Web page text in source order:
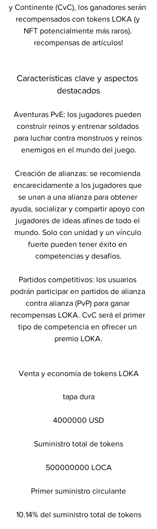
y Continente (CvC), los ganadores serán
recompensados ​​con tokens LOKA (y
NFT potencialmente más raros).
recompensas de artículos!
Características clave y aspectos
destacados
Aventuras PvE: los jugadores pueden
construir reinos y entrenar soldados
para luchar contra monstruos y reinos
enemigos en el mundo del juego.
Creación de alianzas: se recomienda
encarecidamente a los jugadores que
se unan a una alianza para obtener
ayuda, socializar y compartir apoyo con
jugadores de ideas afines de todo el
mundo. Solo con unidad y un vínculo
fuerte pueden tener éxito en
competencias y desafíos.
Partidos competitivos: los usuarios
podrán participar en partidos de alianza
contra alianza (PvP) para ganar
recompensas LOKA. CvC será el primer
tipo de competencia en ofrecer un
premio LOKA.
Venta y economía de tokens LOKA
tapa dura
4000000 USD
Suministro total de tokens
500000000 LOCA
Primer suministro circulante
10.14% del suministro total de tokens